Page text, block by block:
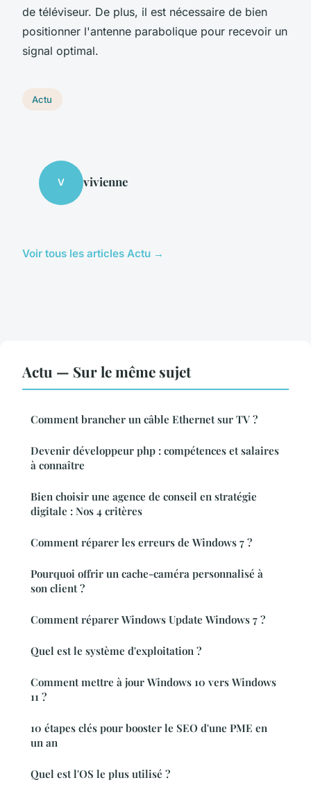
de téléviseur. De plus, il est nécessaire de bien
positionner l'antenne parabolique pour recevoir un
signal optimal.
Actu
V vivienne
Voir tous les articles Actu →
Actu — Sur le même sujet
Comment brancher un câble Ethernet sur TV ?
Devenir développeur php : compétences et salaires
à connaître
Bien choisir une agence de conseil en stratégie
digitale : Nos 4 critères
Comment réparer les erreurs de Windows 7 ?
Pourquoi offrir un cache-caméra personnalisé à
son client ?
Comment réparer Windows Update Windows 7 ?
Quel est le système d'exploitation ?
Comment mettre à jour Windows 10 vers Windows
11 ?
10 étapes clés pour booster le SEO d'une PME en
un an
Quel est l'OS le plus utilisé ?